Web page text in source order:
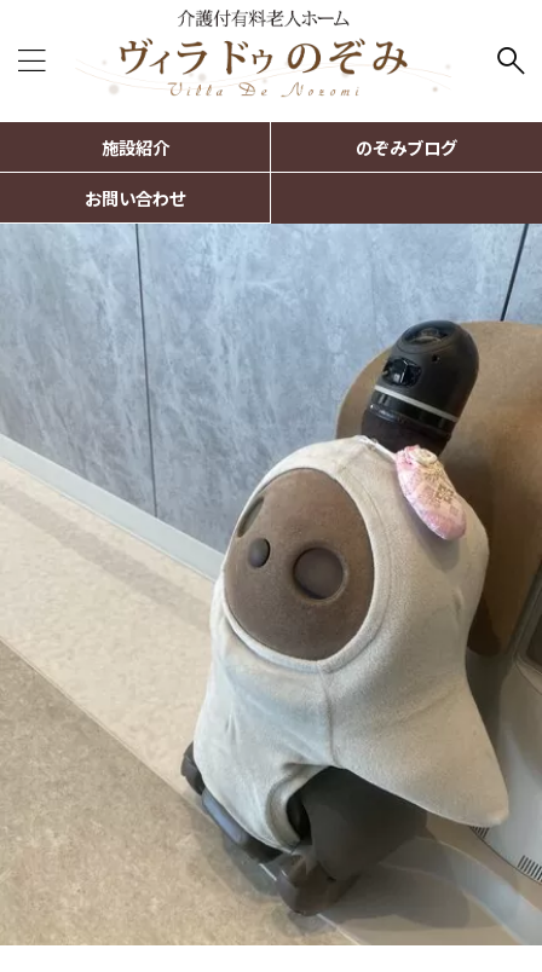
施設紹介
のぞみブログ
お問い合わせ